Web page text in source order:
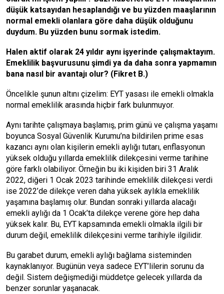
düşük katsayıdan hesaplandığı ve bu yüzden maaşlarının
normal emekli olanlara göre daha düşük olduğunu
duydum. Bu yüzden bunu sormak istedim.
Halen aktif olarak 24 yıldır aynı işyerinde çalışmaktayım.
Emeklilik başvurusunu şimdi ya da daha sonra yapmamın
bana nasıl bir avantajı olur? (Fikret B.)
Öncelikle şunun altını çizelim: EYT yasası ile emekli olmakla
normal emeklilik arasında hiçbir fark bulunmuyor.
Aynı tarihte çalışmaya başlamış, prim günü ve çalışma yaşamı
boyunca Sosyal Güvenlik Kurumu’na bildirilen prime esas
kazancı aynı olan kişilerin emekli aylığı tutarı, enflasyonun
yüksek olduğu yıllarda emeklilik dilekçesini verme tarihine
göre farklı olabiliyor. Örneğin bu iki kişiden biri 31 Aralık
2022, diğeri 1 Ocak 2023 tarihinde emeklilik dilekçesi verdi
ise 2022’de dilekçe veren daha yüksek aylıkla emeklilik
yaşamına başlamış olur. Bundan sonraki yıllarda alacağı
emekli aylığı da 1 Ocak’ta dilekçe verene göre hep daha
yüksek kalır. Bu, EYT kapsamında emekli olmakla ilgili bir
durum değil, emeklilik dilekçesini verme tarihiyle ilgilidir.
Bu garabet durum, emekli aylığı bağlama sisteminden
kaynaklanıyor. Bugünün veya sadece EYT’lilerin sorunu da
değil. Sistem değişmediği müddetçe gelecek yıllarda da
benzer sorunlar yaşanacak.